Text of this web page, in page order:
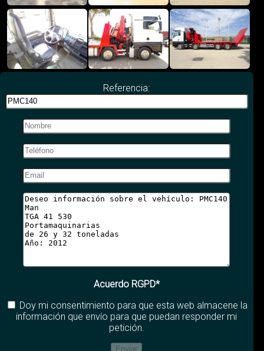
Referencia:
Acuerdo RGPD*
Doy mi consentimiento para que esta web almacene la
información que envío para que puedan responder mi
petición.